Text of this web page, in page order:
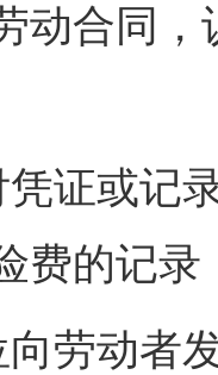
合同，
或记录
费的记录
动者发